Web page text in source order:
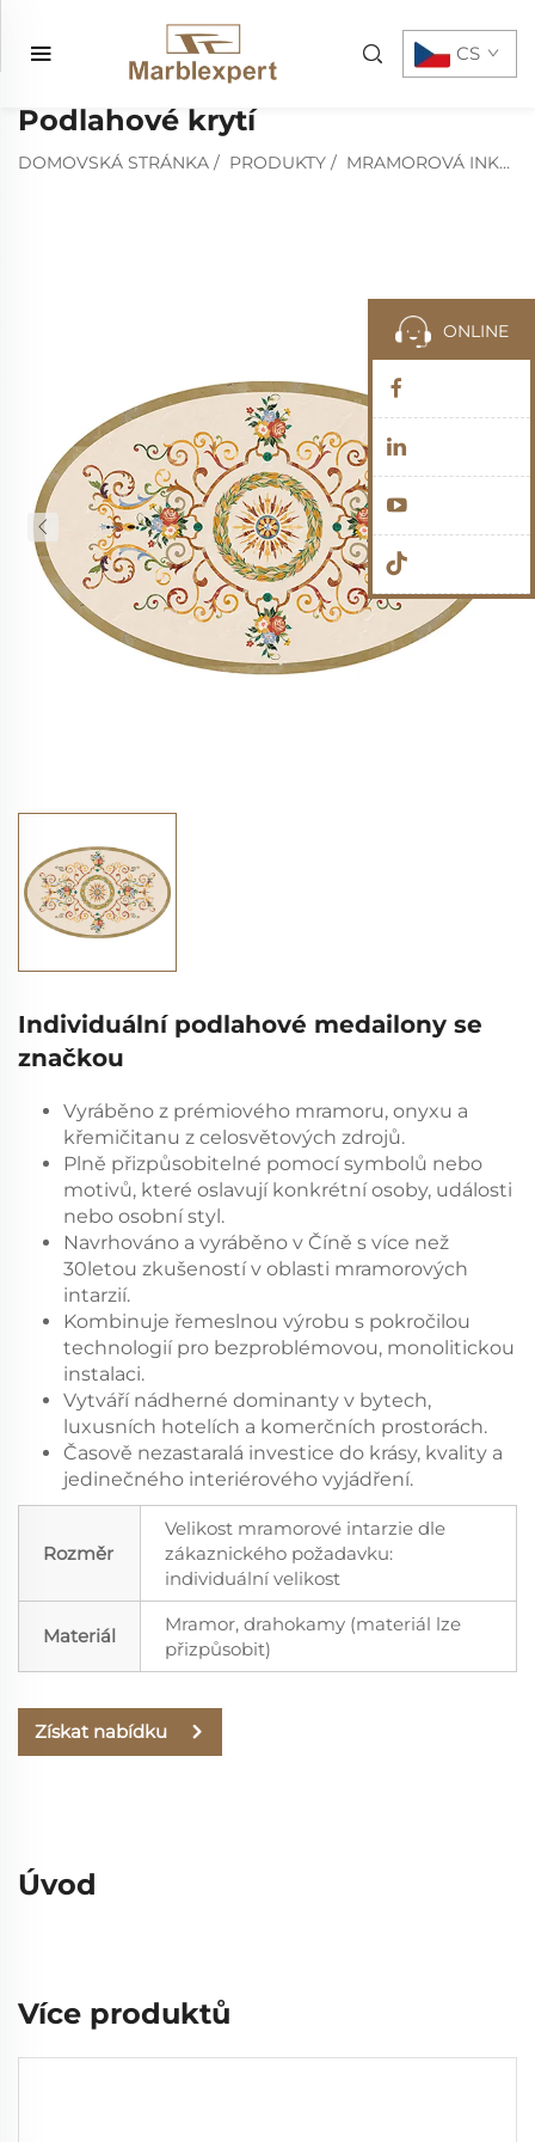
CS
Podlahové krytí
DOMOVSKÁ STRÁNKA / PRODUKTY / MRAMOROVÁ INKRUSTACE
Individuální podlahové medailony se
značkou
Vyráběno z prémiového mramoru, onyxu a
křemičitanu z celosvětových zdrojů.
Plně přizpůsobitelné pomocí symbolů nebo
motivů, které oslavují konkrétní osoby, události
nebo osobní styl.
Navrhováno a vyráběno v Číně s více než
30letou zkušeností v oblasti mramorových
intarzií.
Kombinuje řemeslnou výrobu s pokročilou
technologií pro bezproblémovou, monolitickou
instalaci.
Vytváří nádherné dominanty v bytech,
luxusních hotelích a komerčních prostorách.
Časově nezastaralá investice do krásy, kvality a
jedinečného interiérového vyjádření.
Rozměr
Velikost mramorové intarzie dle
zákaznického požadavku:
individuální velikost
Materiál
Mramor, drahokamy (materiál lze
přizpůsobit)
Získat nabídku
Úvod
Více produktů
ONLINE